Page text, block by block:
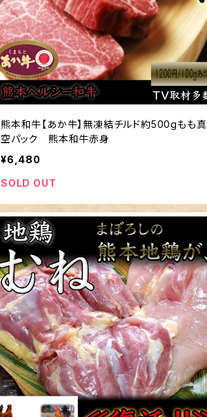
熊本和牛【あか牛】無凍結チルド約500gもも真
空パック 熊本和牛赤身
¥6,480
SOLD OUT